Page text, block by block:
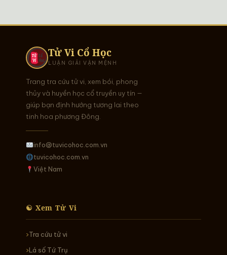
Tử Vi Cổ Học
LUẬN GIẢI VẬN MỆNH
Trang tra cứu tử vi, xem bói, phong
thủy và huyền học cổ truyền uy tín —
giúp bạn định hướng tương lai theo
tinh hoa phương Đông.
info@tuvicohoc.com.vn
tuvicohoc.com.vn
Việt Nam
☯ Xem Tử Vi
Tra cứu tử vi
Lá số Tứ Trụ